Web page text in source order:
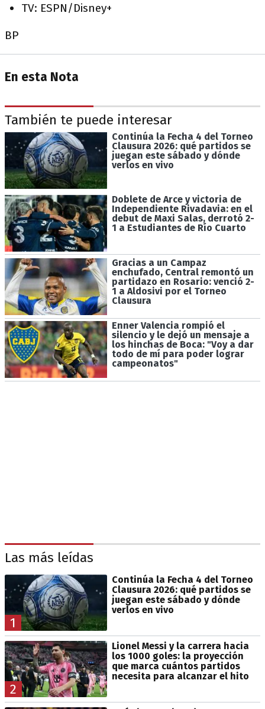
TV: ESPN/Disney+
BP
En esta Nota
También te puede interesar
Continúa la Fecha 4 del Torneo
Clausura 2026: qué partidos se
juegan este sábado y dónde
verlos en vivo
Doblete de Arce y victoria de
Independiente Rivadavia: en el
debut de Maxi Salas, derrotó 2-
1 a Estudiantes de Río Cuarto
Gracias a un Campaz
enchufado, Central remontó un
partidazo en Rosario: venció 2-
1 a Aldosivi por el Torneo
Clausura
Enner Valencia rompió el
silencio y le dejó un mensaje a
los hinchas de Boca: "Voy a dar
todo de mí para poder lograr
campeonatos"
Las más leídas
1
Continúa la Fecha 4 del Torneo
Clausura 2026: qué partidos se
juegan este sábado y dónde
verlos en vivo
2
Lionel Messi y la carrera hacia
los 1000 goles: la proyección
que marca cuántos partidos
necesita para alcanzar el hito